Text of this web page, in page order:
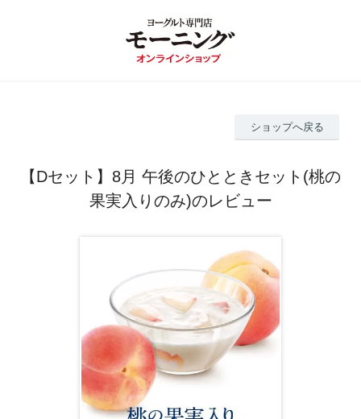
ショップへ戻る
【Dセット】8月 午後のひとときセット(桃の
果実入りのみ)のレビュー